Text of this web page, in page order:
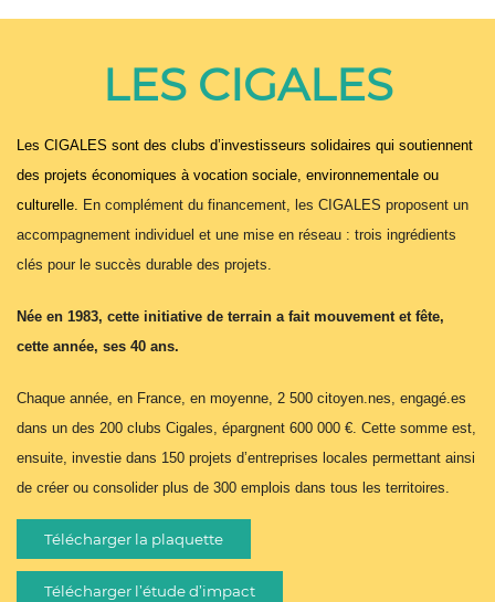
LES CIGALES
Les CIGALES sont des clubs d’investisseurs solidaires qui soutiennent
des projets économiques à vocation sociale, environnementale ou
culturelle. En complément du financement, les CIGALES proposent un
accompagnement individuel et une mise en réseau : trois ingrédients
clés pour le succès durable des projets.
Née en 1983, cette initiative de terrain a fait mouvement et fête,
cette année, ses 40 ans.
Chaque année, en France, en moyenne, 2 500 citoyen.nes, engagé.es
dans un des 200 clubs Cigales, épargnent 600 000 €. Cette somme est,
ensuite, investie dans 150 projets d’entreprises locales permettant ainsi
de créer ou consolider plus de 300 emplois dans tous les territoires.
Télécharger la plaquette
Télécharger l’étude d’impact